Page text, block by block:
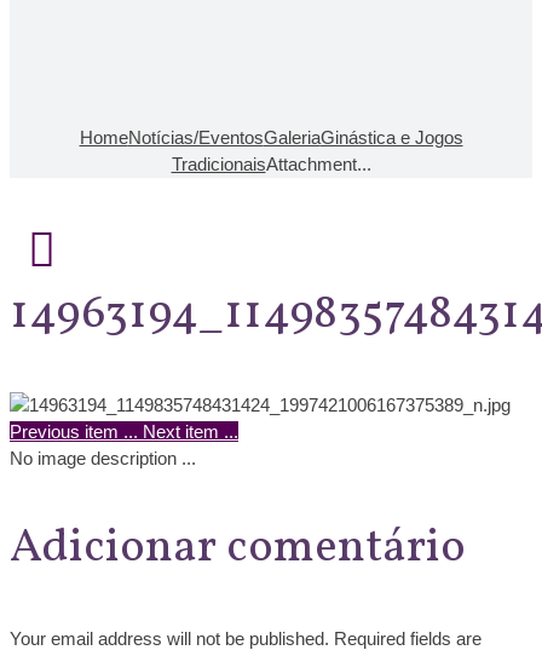
HomeNotícias/EventosGaleriaGinástica e Jogos
TradicionaisAttachment...
Previous item ... Next item ...
No image description ...
Adicionar comentário
Your email address will not be published. Required fields are